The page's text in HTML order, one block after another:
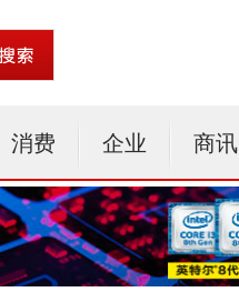
消费 企业 商讯